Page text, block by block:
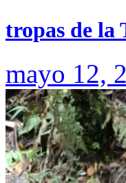
tropas de la
mayo 12,